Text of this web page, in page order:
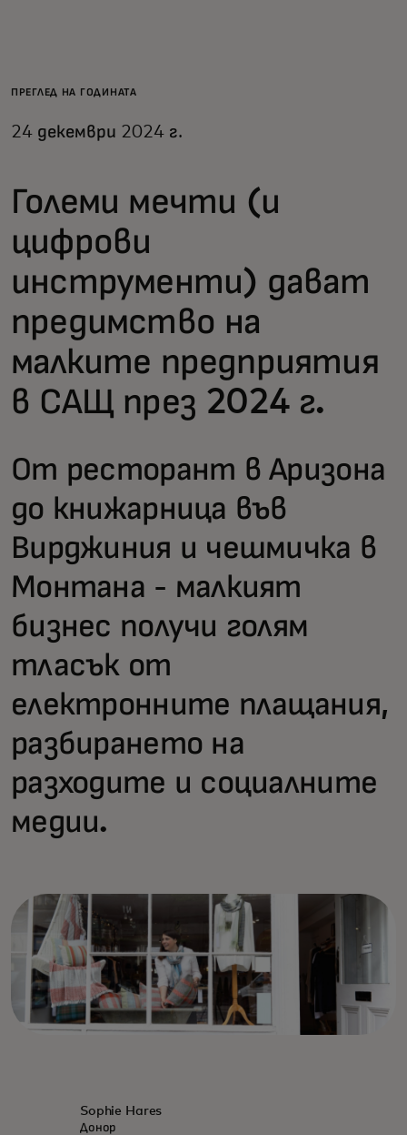
За бизнес
За иноватори
Новини и тенденции
ПРЕГЛЕД НА ГОДИНАТА
24 декември 2024 г.
Големи мечти (и
цифрови
инструменти) дават
предимство на
малките предприятия
в САЩ през 2024 г.
От ресторант в Аризона
до книжарница във
Вирджиния и чешмичка в
Монтана - малкият
бизнес получи голям
тласък от
електронните плащания,
разбирането на
разходите и социалните
медии.
Sophie Hares
Донор